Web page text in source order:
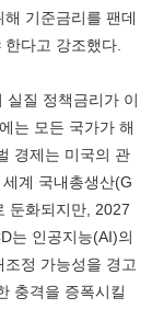
기준금리를 팬데
다고 강조했다.
실질 정책금리가 이
는 모든 국가가 해
경제는 미국의 관
계 국내총생산(G
둔화되지만, 2027
는 인공지능(AI)의
정 가능성을 경고
충격을 증폭시킬